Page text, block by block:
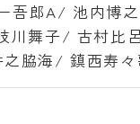
吾郎A/ 池内博
川舞子/ 古村比
脇海/ 鎮西寿